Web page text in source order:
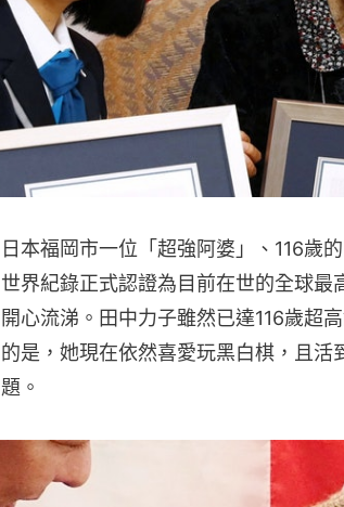
日本福岡市一位「超強阿婆」、116歲
世界紀錄正式認證為目前在世的全球最
開心流涕。田中力子雖然已達116歲超
的是，她現在依然喜愛玩黑白棋，且活
題。